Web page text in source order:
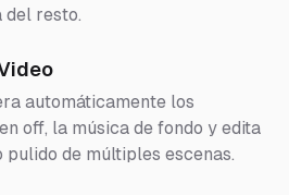
del resto.
automáticamente los
off, la música de fondo y edita
pulido de múltiples escenas.